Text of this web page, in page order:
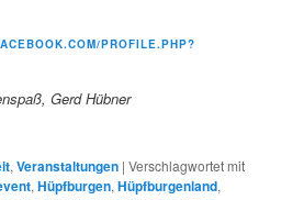
PROFILE.PHP?
Gerd Hübner
,Veranstaltungen |Verschlagwortet mit
,Hüpfburgen,Hüpfburgenland,